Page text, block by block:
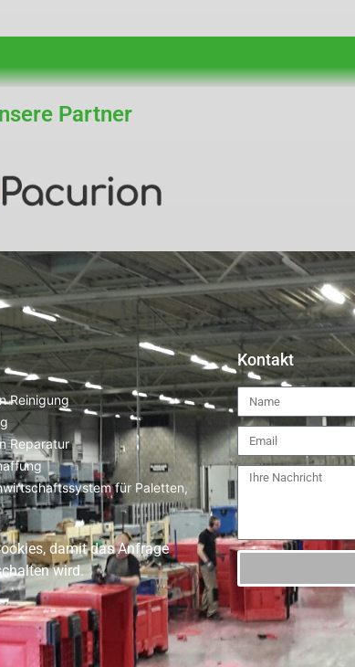
Partner
Reinigung
Reparatur
für Paletten,
damit das Anfrage
wird.
Kontakt